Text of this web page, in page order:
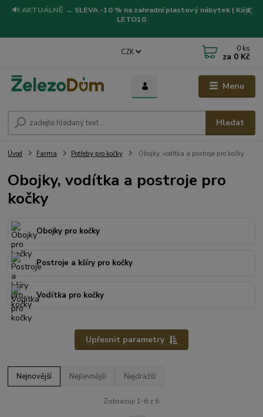
🔊 AKTUÁLNĚ → SLEVA -10 % na zahradní plastový nábytek | Kód:
LETO10
Menu
CZK
Hledat
0 ks
za 0 Kč
Úvod Farma Potřeby pro kočky Obojky, vodítka a postroje pro kočky
Obojky, vodítka a postroje pro
kočky
Obojky pro kočky
Postroje a kšíry pro kočky
Vodítka pro kočky
Upřesnit parametry
Nejnovější Nejlevnější Nejdražší
Zobrazuji 1-6 z 6